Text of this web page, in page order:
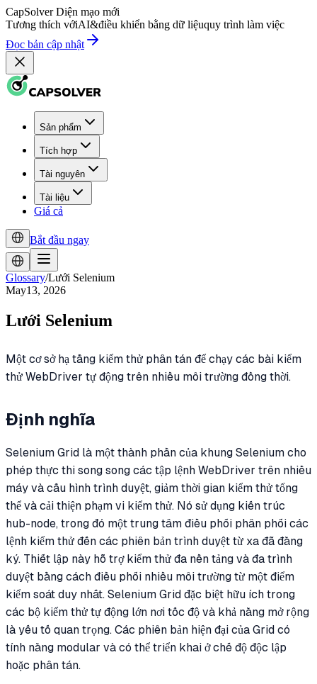
CapSolver Diện mạo mới
Tương thích vớiAI&điều khiển bằng dữ liệuquy trình làm việc
Đọc bản cập nhật
Sản phẩm
Tích hợp
Tài nguyên
Tài liệu
Giá cả
Bắt đầu ngay
Glossary/Lưới Selenium
May13, 2026
Lưới Selenium
Một cơ sở hạ tầng kiểm thử phân tán để chạy các bài kiểm
thử WebDriver tự động trên nhiều môi trường đồng thời.
Định nghĩa
Selenium Grid là một thành phần của khung Selenium cho
phép thực thi song song các tập lệnh WebDriver trên nhiều
máy và cấu hình trình duyệt, giảm thời gian kiểm thử tổng
thể và cải thiện phạm vi kiểm thử. Nó sử dụng kiến trúc
hub-node, trong đó một trung tâm điều phối phân phối các
lệnh kiểm thử đến các phiên bản trình duyệt từ xa đã đăng
ký. Thiết lập này hỗ trợ kiểm thử đa nền tảng và đa trình
duyệt bằng cách điều phối nhiều môi trường từ một điểm
kiểm soát duy nhất. Selenium Grid đặc biệt hữu ích trong
các bộ kiểm thử tự động lớn nơi tốc độ và khả năng mở rộng
là yếu tố quan trọng. Các phiên bản hiện đại của Grid có
tính năng modular và có thể triển khai ở chế độ độc lập
hoặc phân tán.